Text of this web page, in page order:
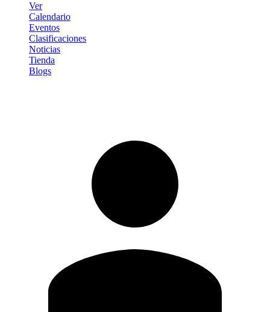
Ver
Calendario
Eventos
Clasificaciones
Noticias
Tienda
Blogs